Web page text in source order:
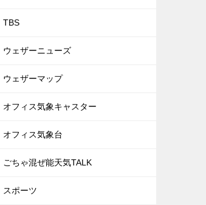
TBS
ウェザーニューズ
ウェザーマップ
オフィス気象キャスター
オフィス気象台
ごちゃ混ぜ能天気TALK
スポーツ